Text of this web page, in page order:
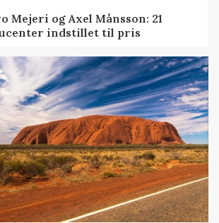
Mejeri og Axel Månsson: 21
indstillet til pris